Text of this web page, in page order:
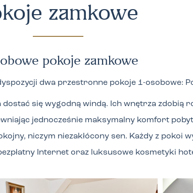
zamkowe
pokoje zamkowe
dwa przestronne pokoje 1-osobowe:
się wygodną windą. Ich wnętrza zdobią
jednocześnie maksymalny komfort
niczym niezakłócony sen. Każdy z pokoi
Internet oraz luksusowe kosmetyki